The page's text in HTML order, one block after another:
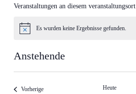
Veranstaltungen an diesem veranstaltungsort
HinweisEs wurden keine Ergebnisse gefunden.
Anstehende
VorherigeVeranstaltungen Heute